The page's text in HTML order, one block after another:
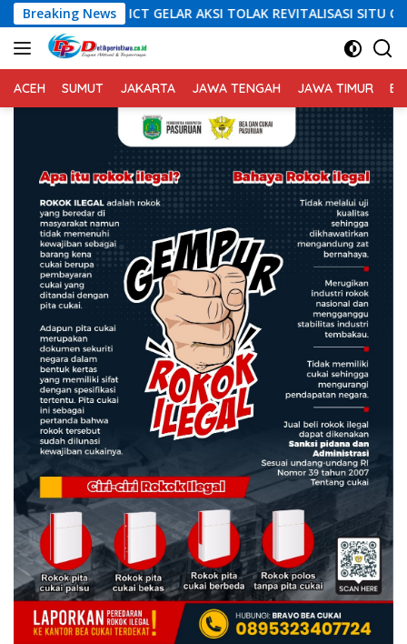
Langsung
ke
konten
Breaking News
AKSI TOLAK REVITALISASI SITU CIKEDAL, 150 PESERTA
ACEH SUMUT JAKARTA JAWA TENGAH JAWA TIMUR